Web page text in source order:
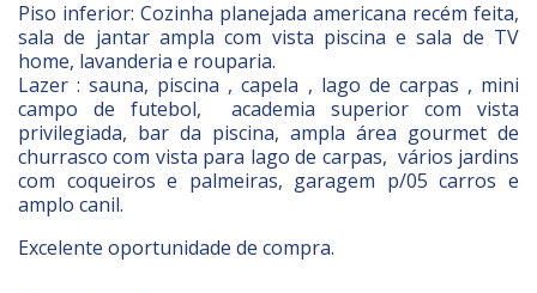
Piso inferior: Cozinha planejada americana recém feita,
sala de jantar ampla com vista piscina e sala de TV
home, lavanderia e rouparia.
Lazer : sauna, piscina , capela , lago de carpas , mini
campo de futebol, academia superior com vista
privilegiada, bar da piscina, ampla área gourmet de
churrasco com vista para lago de carpas, vários jardins
com coqueiros e palmeiras, garagem p/05 carros e
amplo canil.
Excelente oportunidade de compra.